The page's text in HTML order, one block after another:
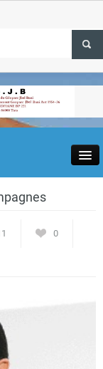
et
Tata
vols Paris-
0